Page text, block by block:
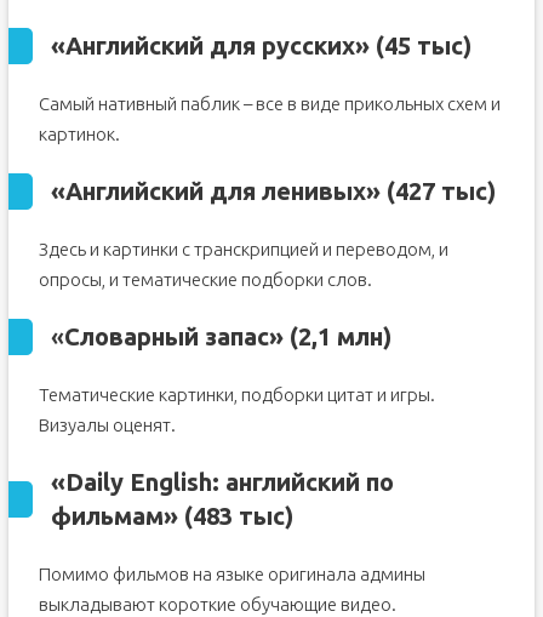
«Английский для русских» (45 тыс)
Самый нативный паблик – все в виде прикольных схем и
картинок.
«Английский для ленивых» (427 тыс)
Здесь и картинки с транскрипцией и переводом, и
опросы, и тематические подборки слов.
«Словарный запас» (2,1 млн)
Тематические картинки, подборки цитат и игры.
Визуалы оценят.
«Daily English: английский по
фильмам» (483 тыс)
Помимо фильмов на языке оригинала админы
выкладывают короткие обучающие видео.